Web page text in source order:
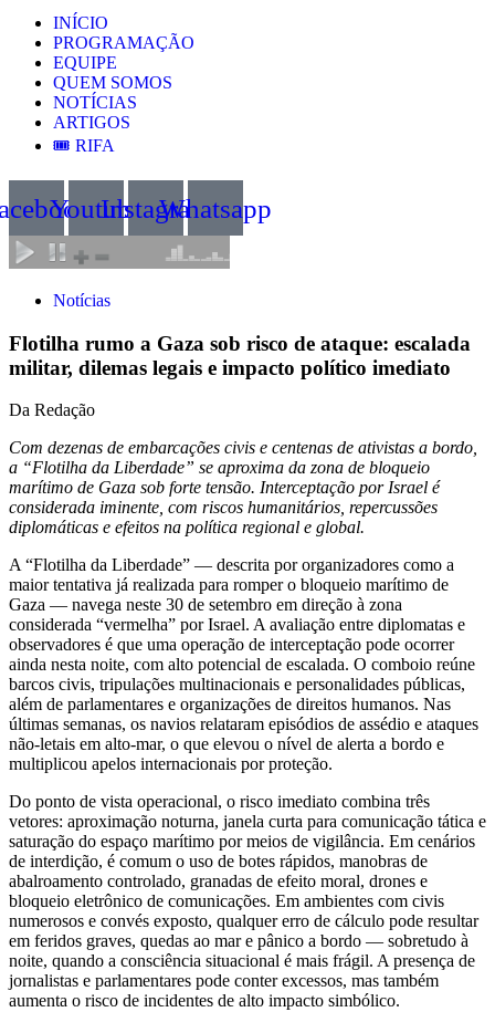
INÍCIO
PROGRAMAÇÃO
EQUIPE
QUEM SOMOS
NOTÍCIAS
ARTIGOS
🎟️ RIFA
YoutubeInstagramWhatsapp
Notícias
Flotilha rumo a Gaza sob risco de ataque: escalada
militar, dilemas legais e impacto político imediato
Da Redação
Com dezenas de embarcações civis e centenas de ativistas a bordo,
a “Flotilha da Liberdade” se aproxima da zona de bloqueio
marítimo de Gaza sob forte tensão. Interceptação por Israel é
considerada iminente, com riscos humanitários, repercussões
diplomáticas e efeitos na política regional e global.
A “Flotilha da Liberdade” — descrita por organizadores como a
maior tentativa já realizada para romper o bloqueio marítimo de
Gaza — navega neste 30 de setembro em direção à zona
considerada “vermelha” por Israel. A avaliação entre diplomatas e
observadores é que uma operação de interceptação pode ocorrer
ainda nesta noite, com alto potencial de escalada. O comboio reúne
barcos civis, tripulações multinacionais e personalidades públicas,
além de parlamentares e organizações de direitos humanos. Nas
últimas semanas, os navios relataram episódios de assédio e ataques
não-letais em alto-mar, o que elevou o nível de alerta a bordo e
multiplicou apelos internacionais por proteção.
Do ponto de vista operacional, o risco imediato combina três
vetores: aproximação noturna, janela curta para comunicação tática e
saturação do espaço marítimo por meios de vigilância. Em cenários
de interdição, é comum o uso de botes rápidos, manobras de
abalroamento controlado, granadas de efeito moral, drones e
bloqueio eletrônico de comunicações. Em ambientes com civis
numerosos e convés exposto, qualquer erro de cálculo pode resultar
em feridos graves, quedas ao mar e pânico a bordo — sobretudo à
noite, quando a consciência situacional é mais frágil. A presença de
jornalistas e parlamentares pode conter excessos, mas também
aumenta o risco de incidentes de alto impacto simbólico.